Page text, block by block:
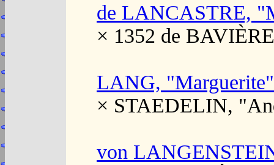
de LANCASTRE,
× 1352 de
LANG, "Marguerite"
× STAEDELIN,
von